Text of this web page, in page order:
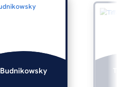
Budnikowsky